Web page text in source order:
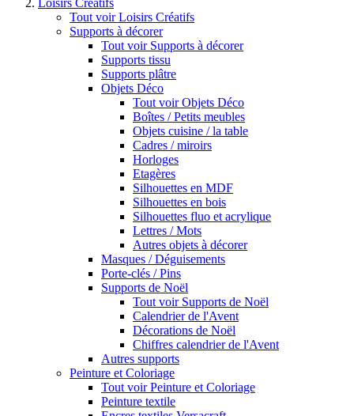
Loisirs Créatifs
Tout voir Loisirs Créatifs
Supports à décorer
Tout voir Supports à décorer
Supports tissu
Supports plâtre
Objets Déco
Tout voir Objets Déco
Boîtes / Petits meubles
Objets cuisine / la table
Cadres / miroirs
Horloges
Etagères
Silhouettes en MDF
Silhouettes en bois
Silhouettes fluo et acrylique
Lettres / Mots
Autres objets à décorer
Masques / Déguisements
Porte-clés / Pins
Supports de Noël
Tout voir Supports de Noël
Calendrier de l'Avent
Décorations de Noël
Chiffres calendrier de l'Avent
Autres supports
Peinture et Coloriage
Tout voir Peinture et Coloriage
Peinture textile